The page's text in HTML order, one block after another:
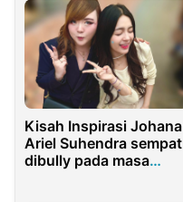
Kisah Inspirasi Johana
Ariel Suhendra sempat
dibully pada masa